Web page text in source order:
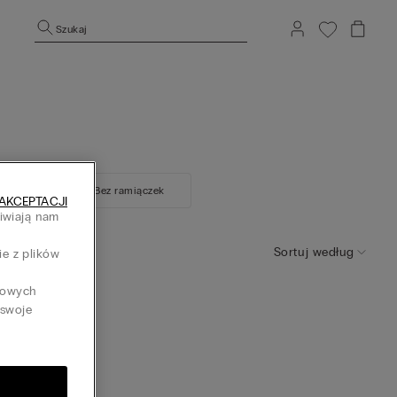
Szukaj
Bez ramiączek
Sortuj według
Ultralight
nam
z plików